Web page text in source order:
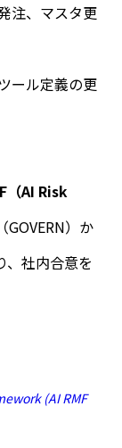
注、マスタ更
ール定義の更
（AI Risk
GOVERN）か
、社内合意を
(AI RMF